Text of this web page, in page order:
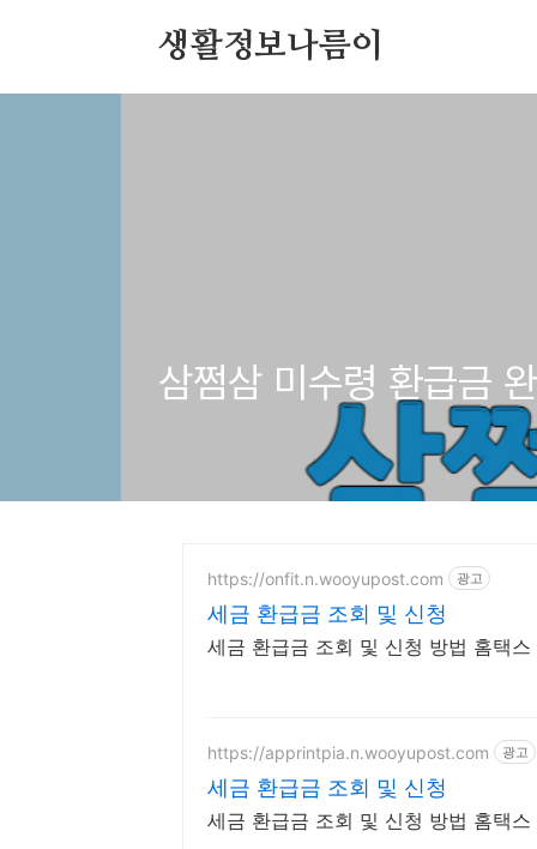
생활정보나름이
삼쩜삼 미수령 환급금
https://onfit.n.wooyupost.com 광고
세금 환급금 조회 및 신청
세금 환급금 조회 및 신청 방법 홈택
https://apprintpia.n.wooyupost.com 광고
세금 환급금 조회 및 신청
세금 환급금 조회 및 신청 방법 홈택